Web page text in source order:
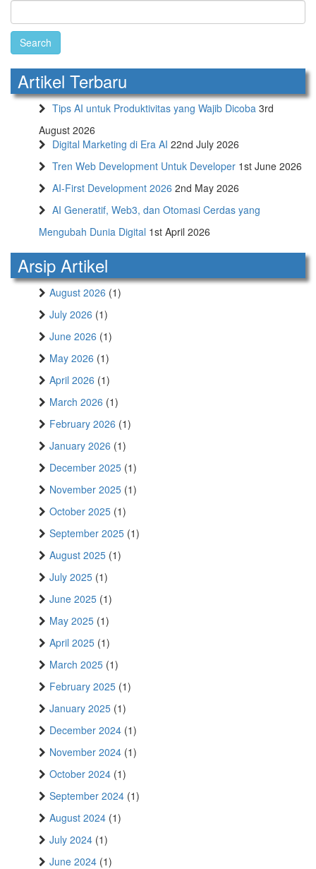
Search
for:
Artikel Terbaru
Tips AI untuk Produktivitas yang Wajib Dicoba 3rd
August 2026
Digital Marketing di Era AI 22nd July 2026
Tren Web Development Untuk Developer 1st June 2026
AI-First Development 2026 2nd May 2026
AI Generatif, Web3, dan Otomasi Cerdas yang
Mengubah Dunia Digital 1st April 2026
Arsip Artikel
August 2026 (1)
July 2026 (1)
June 2026 (1)
May 2026 (1)
April 2026 (1)
March 2026 (1)
February 2026 (1)
January 2026 (1)
December 2025 (1)
November 2025 (1)
October 2025 (1)
September 2025 (1)
August 2025 (1)
July 2025 (1)
June 2025 (1)
May 2025 (1)
April 2025 (1)
March 2025 (1)
February 2025 (1)
January 2025 (1)
December 2024 (1)
November 2024 (1)
October 2024 (1)
September 2024 (1)
August 2024 (1)
July 2024 (1)
June 2024 (1)